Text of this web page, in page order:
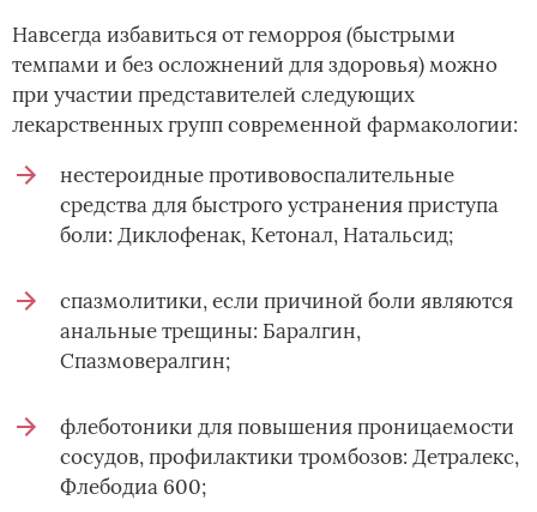
Навсегда избавиться от геморроя (быстрыми
темпами и без осложнений для здоровья) можно
при участии представителей следующих
лекарственных групп современной фармакологии:
нестероидные противовоспалительные
средства для быстрого устранения приступа
боли: Диклофенак, Кетонал, Натальсид;
спазмолитики, если причиной боли являются
анальные трещины: Баралгин,
Спазмовералгин;
флеботоники для повышения проницаемости
сосудов, профилактики тромбозов: Детралекс,
Флебодиа 600;